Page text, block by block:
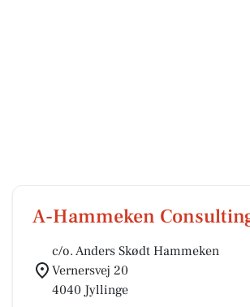
A-Hammeken
c/o. Anders Skødt Hammeken
Vernersvej 20
4040 Jyllinge